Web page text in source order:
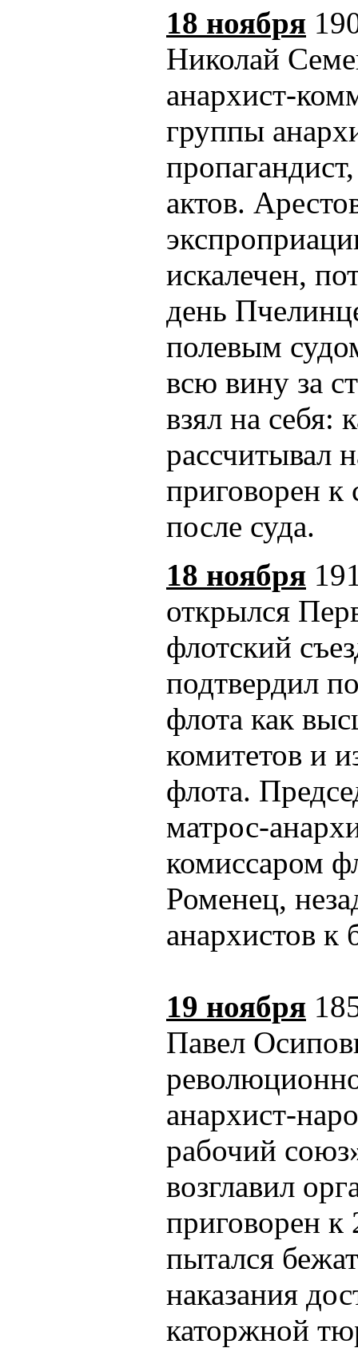
18 ноября
Николай
анархист-
группы
актов.
искалечен,
день
полевым
всю вину за
взял на себя:
рассчитывал
приговорен к
после суда.
18 ноября
открылся
флотский
подтвердил
флота как
комитетов и
флота.
матрос-
комиссаром
Роменец,
анархистов к
19 ноября
Павел
анархист-
рабочий
возглавил
приговорен к
пытался
наказания
каторжной